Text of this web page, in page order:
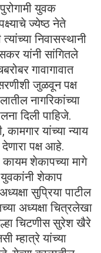
युवक
ज्येष्ठ नेते
निवासस्थानी
यांनी सांगितले
गावागावात
जुळवून पक्ष
नागरिकांच्या
दिली पाहिजे.
यांच्या न्याय
पक्ष आहे.
शेकापच्या मागे
शेकाप
सुप्रिया पाटील
अध्यक्षा चित्रलेखा
चिटणीस सुरेश खैरे
म्हात्रे यांच्या